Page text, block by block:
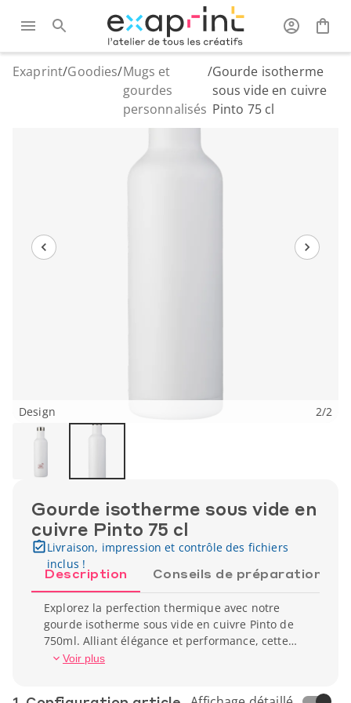
Exaprint/Goodies/Mugs et
gourdes
personnalisés
/Gourde isotherme
sous vide en cuivre
Pinto 75 cl
Design 2/2
Gourde isotherme sous vide en
cuivre Pinto 75 cl
Livraison, impression et contrôle des fichiers
inclus !
Description Conseils de préparation
Explorez la perfection thermique avec notre
gourde isotherme sous vide en cuivre Pinto de
750ml. Alliant élégance et performance, cette
bouteille garde vos boissons chaudes pendant
Voir plus